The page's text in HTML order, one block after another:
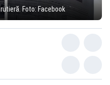
Foto: Facebook